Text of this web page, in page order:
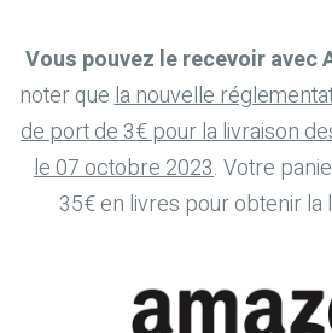
Vous pouvez le recevoir avec
noter quela nouvelle
de port de 3€ pour la livraison
le 07 octobre 2023. Votre
35€ en livres pour obtenir la